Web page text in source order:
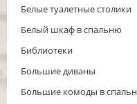
Белые туалетные столики
Белый шкаф в спальню
Библиотеки
Большие диваны
Большие комоды в